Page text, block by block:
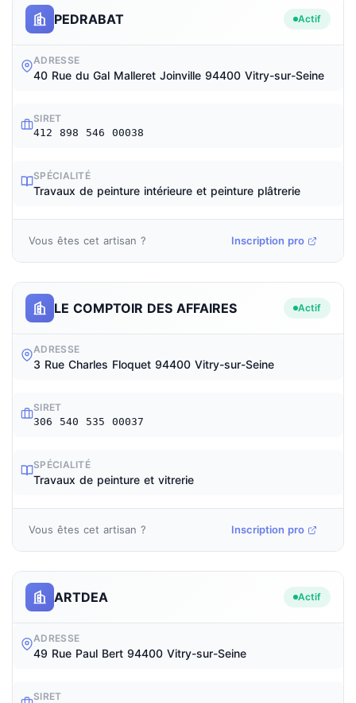
PEDRABAT Actif
ADRESSE
40 Rue du Gal Malleret Joinville 94400 Vitry-sur-Seine
SIRET
412 898 546 00038
SPÉCIALITÉ
Travaux de peinture intérieure et peinture plâtrerie
Vous êtes cet artisan ? Inscription pro
LE COMPTOIR DES AFFAIRES Actif
ADRESSE
3 Rue Charles Floquet 94400 Vitry-sur-Seine
SIRET
306 540 535 00037
SPÉCIALITÉ
Travaux de peinture et vitrerie
Vous êtes cet artisan ? Inscription pro
ARTDEA Actif
ADRESSE
49 Rue Paul Bert 94400 Vitry-sur-Seine
SIRET